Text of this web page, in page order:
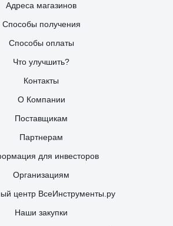
Адреса магазинов
Способы получения
Способы оплаты
Что улучшить?
Контакты
О Компании
Поставщикам
Партнерам
для инвесторов
Организациям
центр ВсеИнструменты.ру
Наши закупки